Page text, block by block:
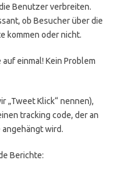
Benutzer verbreiten.
ob Besucher über die
kommen oder nicht.
einmal! Kein Problem
„Tweet Klick“ nennen),
tracking code, der an
wird.
Berichte: